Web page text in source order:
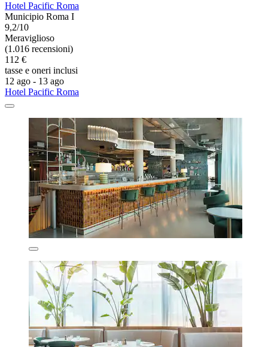
Hotel Pacific Roma
Municipio Roma I
9,2/10
Meraviglioso
(1.016 recensioni)
112 €
tasse e oneri inclusi
12 ago - 13 ago
Hotel Pacific Roma